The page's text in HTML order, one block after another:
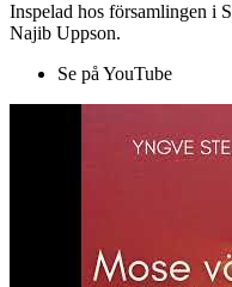
Inspelad hos församlingen i
Najib Uppson.
Se på YouTube